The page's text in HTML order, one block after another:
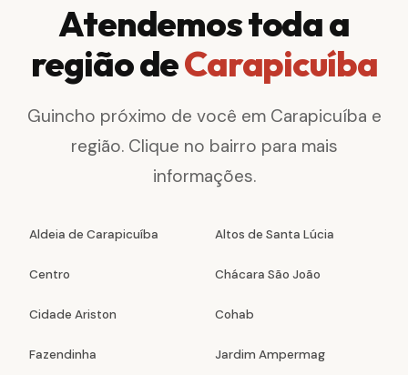
Atendemos toda a
região deCarapicuíba
Guincho próximo de você em Carapicuíba e
região. Clique no bairro para mais
informações.
Aldeia de Carapicuíba Altos de Santa Lúcia
Centro Chácara São João
Cidade Ariston Cohab
Fazendinha Jardim Ampermag